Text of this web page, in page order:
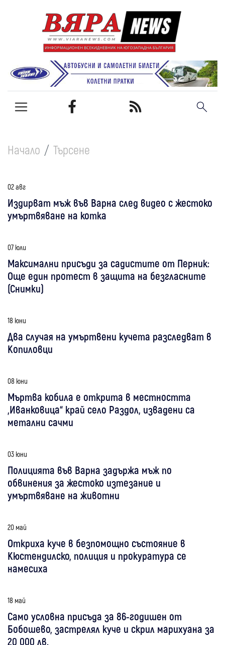
Начало Търсене
02 авг
Издирват мъж във Варна след видео с жестоко
умъртвяване на котка
07 юли
Максимални присъди за садистите от Перник:
Още един протест в защита на безгласните
(Снимки)
18 юни
Два случая на умъртвени кучета разследват в
Копиловци
08 юни
Мъртва кобила е открита в местността
„Иванковица“ край село Раздол, извадени са
метални сачми
03 юни
Полицията във Варна задържа мъж по
обвинения за жестоко изтезание и
умъртвяване на животни
20 май
Откриха куче в безпомощно състояние в
Кюстендилско, полиция и прокуратура се
намесиха
18 май
Само условна присъда за 86-годишен от
Бобошево, застрелял куче и скрил марихуана за
20 000 лв.